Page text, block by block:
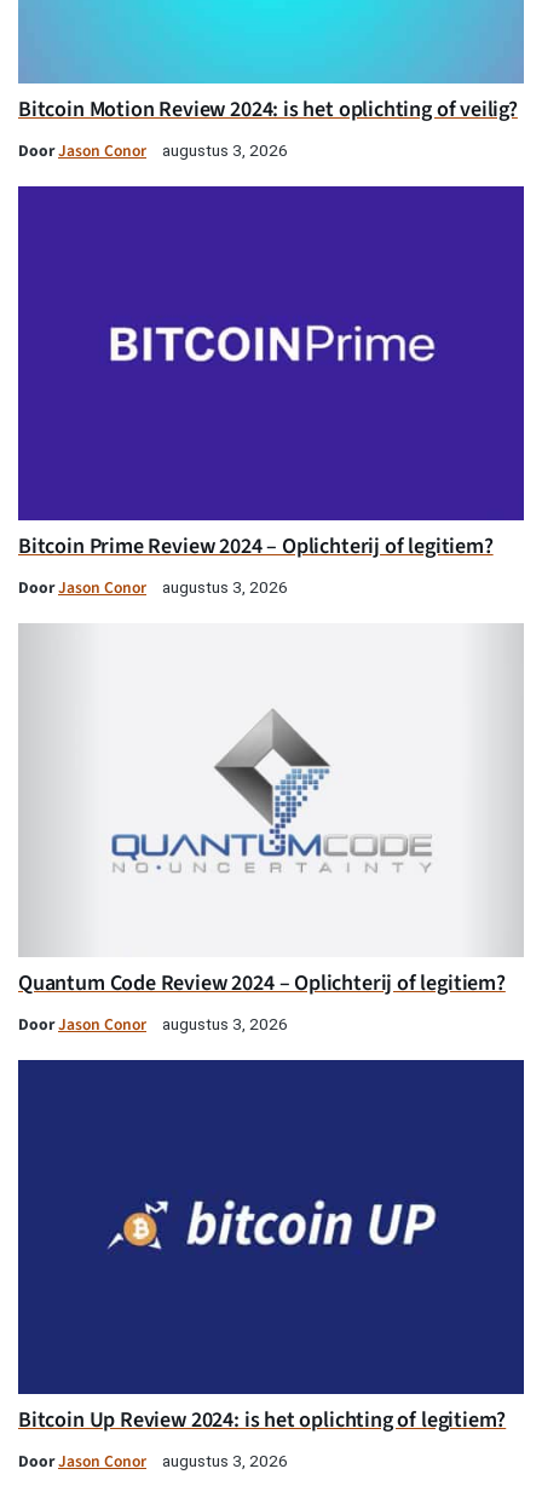
Bitcoin Motion Review 2024: is het oplichting of veilig?
DoorJason Conor augustus 3, 2026
Bitcoin Prime Review 2024 – Oplichterij of legitiem?
DoorJason Conor augustus 3, 2026
Quantum Code Review 2024 – Oplichterij of legitiem?
DoorJason Conor augustus 3, 2026
Bitcoin Up Review 2024: is het oplichting of legitiem?
DoorJason Conor augustus 3, 2026